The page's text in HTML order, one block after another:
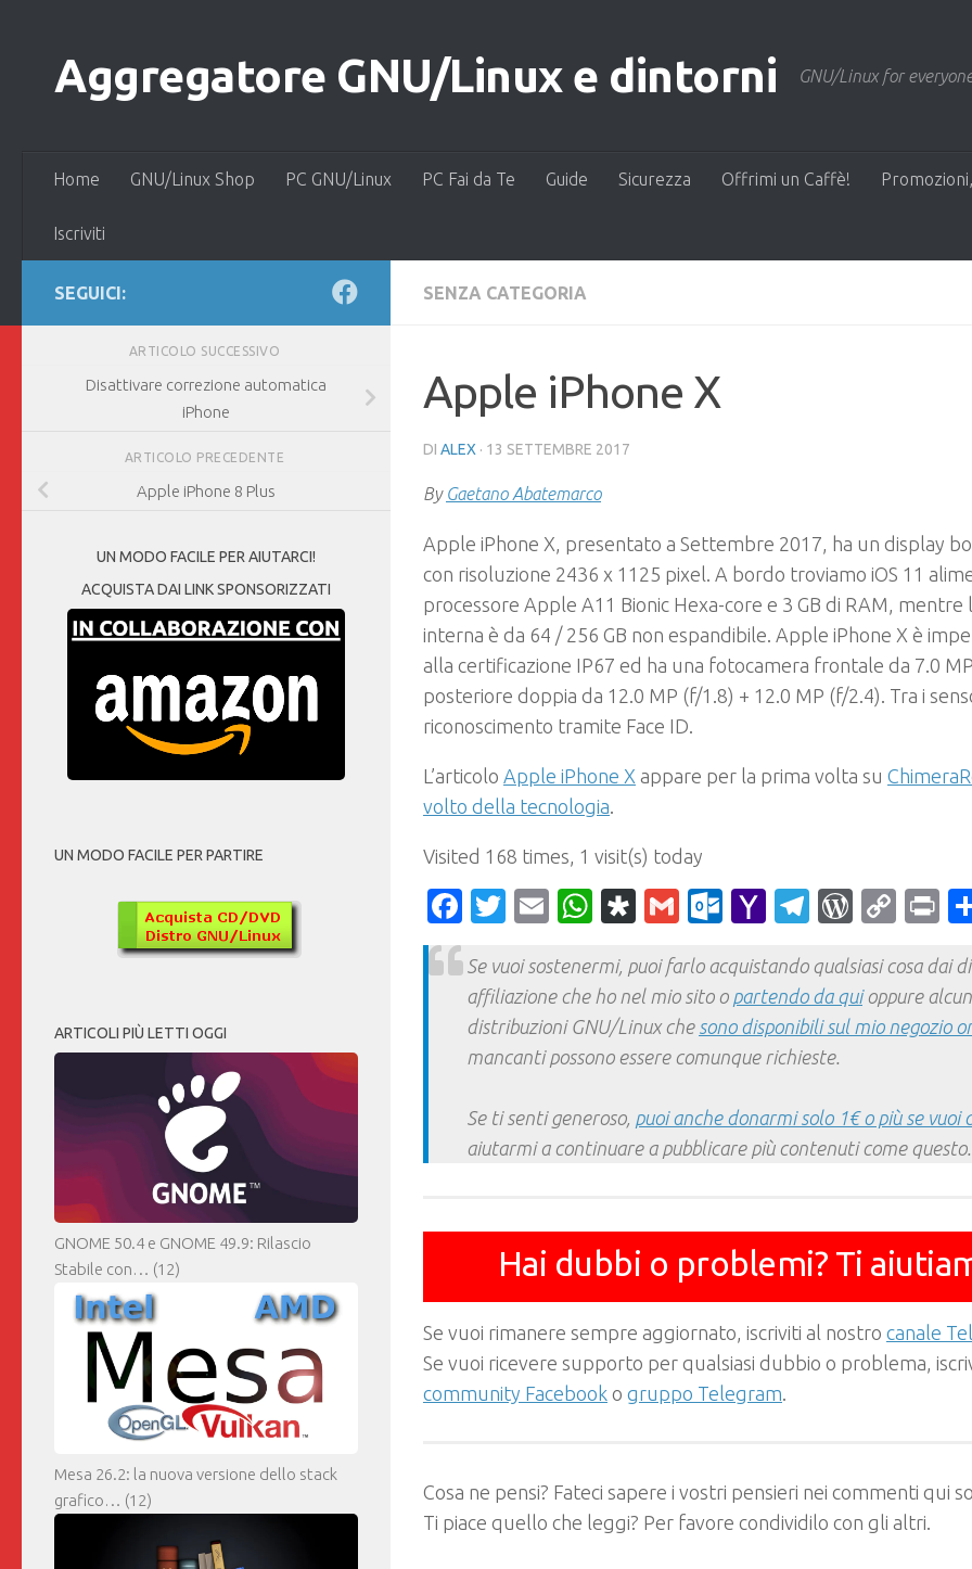
Aggregatore GNU/Linux e dintorni GNU/Linux for
Home GNU/Linux Shop PC GNU/Linux PC Fai da Te Guide Sicurezza Offrimi un Caffè!
Iscriviti
SENZA CATEGORIA
Apple iPhone X
DI ALEX · 13 SETTEMBRE 2017
By Gaetano Abatemarco
Apple iPhone X, presentato a Settembre 2017, ha un display
con risoluzione 2436 x 1125 pixel. A bordo troviamo iOS 11
processore Apple A11 Bionic Hexa-core e 3 GB di RAM, mentre
interna è da 64 / 256 GB non espandibile. Apple iPhone X è
alla certificazione IP67 ed ha una fotocamera frontale da 7.0
posteriore doppia da 12.0 MP (f/1.8) + 12.0 MP (f/2.4). Tra i
riconoscimento tramite Face ID.
L’articolo Apple iPhone X appare per la prima volta su
volto della tecnologia.
Visited 168 times, 1 visit(s) today
Facebook
Twitter
EmailWhatsApp
Diaspora
GmailOutlook.com
YahooTelegram
Se vuoi sostenermi, puoi farlo acquistando qualsiasi cosa dai
affiliazione che ho nel mio sito o partendo da quioppure
distribuzioni GNU/Linux che sono disponibili sul mio negozio
mancanti possono essere comunque richieste.
Se ti senti generoso, puoi anche donarmi solo 1€ o più se vuoi
aiutarmi a continuare a pubblicare più contenuti come
Hai dubbi o problemi? Ti
Se vuoi rimanere sempre aggiornato, iscriviti al nostro canale
Se vuoi ricevere supporto per qualsiasi dubbio o problema,
community Facebook o gruppo Telegram.
Cosa ne pensi? Fateci sapere i vostri pensieri nei commenti qui
Ti piace quello che leggi? Per favore condividilo con gli altri.
SEGUICI:
ARTICOLO SUCCESSIVO
Disattivare correzione automatica
iPhone
ARTICOLO PRECEDENTE
Apple iPhone 8 Plus
UN MODO FACILE PER AIUTARCI!
ACQUISTA DAI LINK SPONSORIZZATI
UN MODO FACILE PER PARTIRE
ARTICOLI PIÙ LETTI OGGI
GNOME 50.4 e GNOME 49.9: Rilascio
Stabile con… (12)
Mesa 26.2: la nuova versione dello stack
grafico… (12)